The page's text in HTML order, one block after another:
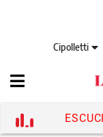
Cipolletti